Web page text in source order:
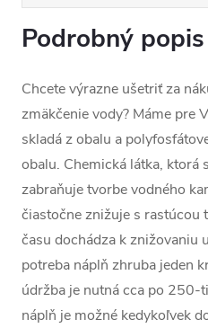
Podrobný popis
Chcete výrazne ušetriť za
zmäkčenie vody? Máme pre
skladá z obalu a
obalu. Chemická látka, ktorá
zabraňuje tvorbe vodného
čiastočne znižuje s rastúcou
času dochádza k znižovaniu
potreba náplň zhruba jeden
údržba je nutná cca po 250-
náplň je možné kedykoľvek